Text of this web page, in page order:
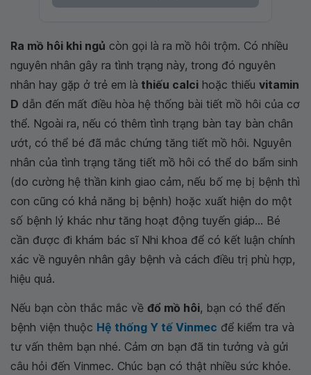
Ra mồ hôi khi ngủ còn gọi là ra mồ hôi trộm. Có nhiều
nguyên nhân gây ra tình trạng này, trong đó nguyên
nhân hay gặp ở trẻ em là thiếu calci hoặc thiếu vitamin
D dẫn đến mất điều hòa hệ thống bài tiết mồ hôi của cơ
thể. Ngoài ra, nếu có thêm tình trạng bàn tay bàn chân
ướt, có thể bé đã mắc chứng tăng tiết mồ hôi. Nguyên
nhân của tình trạng tăng tiết mồ hôi có thể do bẩm sinh
(do cường hệ thần kinh giao cảm, nếu bố mẹ bị bệnh thì
con cũng có khả năng bị bệnh) hoặc xuất hiện do một
số bệnh lý khác như tăng hoạt động tuyến giáp... Bé
cần được đi khám bác sĩ Nhi khoa để có kết luận chính
xác về nguyên nhân gây bệnh và cách điều trị phù hợp,
hiệu quả.
Nếu bạn còn thắc mắc về đổ mồ hôi, bạn có thể đến
bệnh viện thuộc Hệ thống Y tế Vinmec để kiểm tra và
tư vấn thêm bạn nhé. Cảm ơn bạn đã tin tưởng và gửi
câu hỏi đến Vinmec. Chúc bạn có thật nhiều sức khỏe.